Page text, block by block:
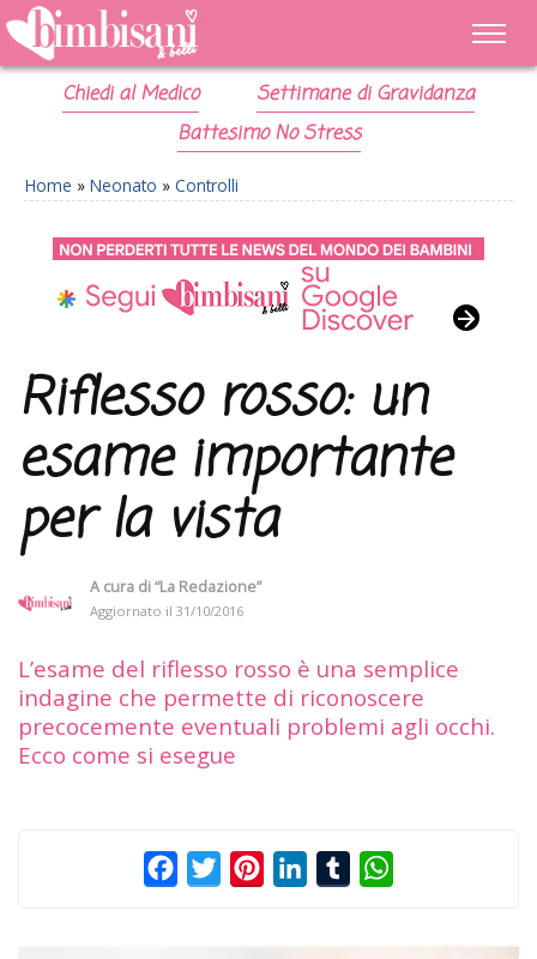
Chiedi al Medico
Settimane di Gravidanza
Battesimo No Stress
Home » Neonato » Controlli
Riflesso rosso: un
esame importante
per la vista
A cura di“La Redazione”
Aggiornato il 31/10/2016
L’esame del riflesso rosso è una semplice
indagine che permette di riconoscere
precocemente eventuali problemi agli occhi.
Ecco come si esegue
FacebookTwitterPinterestLinkedInTumblr